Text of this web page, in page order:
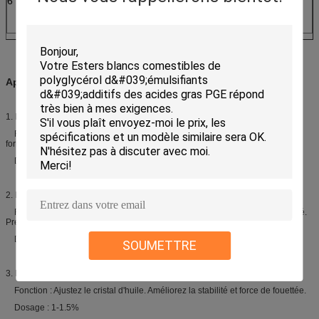
SOUMETTRE
Applications :
1. Levure sèche
Fonction : Agissez en tant que transporteur de la levure active, favorisez la
forme de levure sèche et maintenir la bioactivité après hydratation.
Dosage : 10-15% de l'eau, 1% de levure sèche
2. Margarine
Fonction : Donne la dispersion fine et stable de l'eau. Améliorez la plasticité.
Prevent éclaboussant pendant faire frire.
Dosage : 1-1.5%
3. Rapetissement
Fonction : Ajustez le cristal d'huile. Améliorez la stabilité et force de fouettée.
Dosage : 1-1.5%